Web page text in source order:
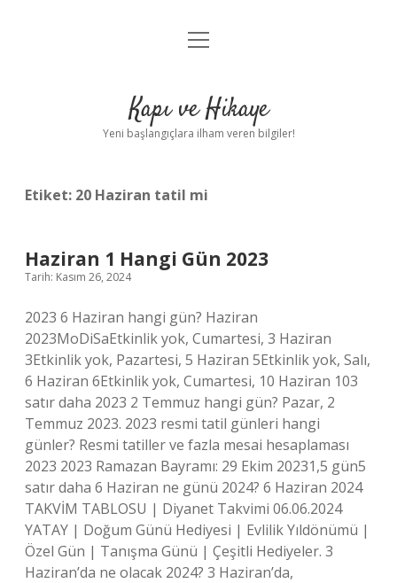
Anasayfa
Yasal Uyarı
menüyü
Kapı ve Hikaye
Yeni başlangıçlara ilham veren bilgiler!
Etiket: 20 Haziran tatil mi
Haziran 1 Hangi Gün 2023
Tarih: Kasım 26, 2024
2023 6 Haziran hangi gün? Haziran
2023MoDiSaEtkinlik yok, Cumartesi, 3 Haziran
3Etkinlik yok, Pazartesi, 5 Haziran 5Etkinlik yok, Salı,
6 Haziran 6Etkinlik yok, Cumartesi, 10 Haziran 103
satır daha 2023 2 Temmuz hangi gün? Pazar, 2
Temmuz 2023. 2023 resmi tatil günleri hangi
günler? Resmi tatiller ve fazla mesai hesaplaması
2023 2023 Ramazan Bayramı: 29 Ekim 20231,5 gün5
satır daha 6 Haziran ne günü 2024? 6 Haziran 2024
TAKVİM TABLOSU | Diyanet Takvimi 06.06.2024
YATAY | Doğum Günü Hediyesi | Evlilik Yıldönümü |
Özel Gün | Tanışma Günü | Çeşitli Hediyeler. 3
Haziran’da ne olacak 2024? 3 Haziran’da,